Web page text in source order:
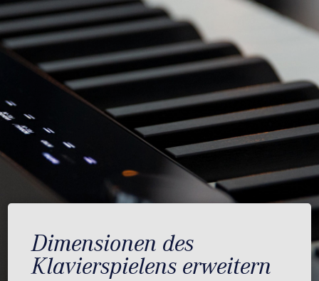
Dimensionen des
Klavierspielens erweitern